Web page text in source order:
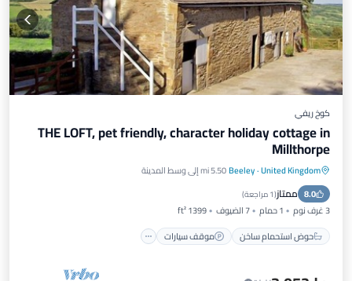
كوخ ريفي
THE LOFT, pet friendly, character holiday cottage in
Millthorpe
United Kingdom
·
Beeley5.50 mi إلى وسط المدينة
8.0 ممتاز(1 مراجعة )
3 غرف نوم 1 حمام 7 الضيوف
1399 ft²
حوض استحمام ساخن
موقف سيارات
حوض استحمام ساخن
موقف سيارات
مسبح